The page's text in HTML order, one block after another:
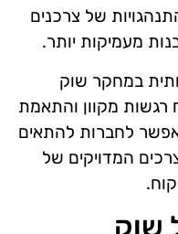
של צרכנים
מעמיקות יותר.
במחקר שוק
רגשות מקוון והתאמת
לחברות להתאים
המדויקים של
שוק